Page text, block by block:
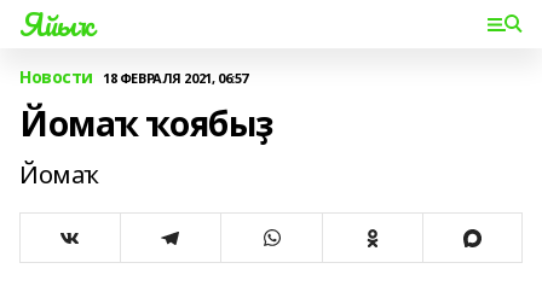
Яйыҡ
Новости 18 ФЕВРАЛЯ 2021, 06:57
Йомаҡ ҡоябыҙ
Йомаҡ